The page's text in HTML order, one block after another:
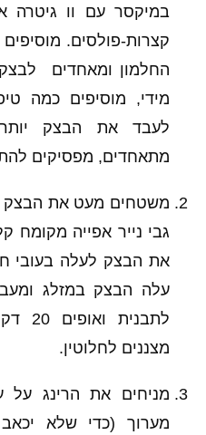
במיקסר עם וו גיטרה
קצרות-פולסים.
החלמון ומאחדים
מידי, מוסיפים כמה
לעבד את הבצק
מתאחדים, מפסיקים
משטחים מעט את הבצק
גבי נייר אפייה מקומח
את הבצק לעלה בעובי
עלה הבצק במזלג
מצננים לחלוטין.
מניחים את הרינג על
מערוך (כדי שלא